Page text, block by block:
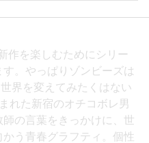
作を楽しむためにシリー
。やっぱりゾンビーズは
界を変えてみたくはない
れた新宿のオチコボレ男
師の言葉をきっかけに、世
う青春グラフティ。個性